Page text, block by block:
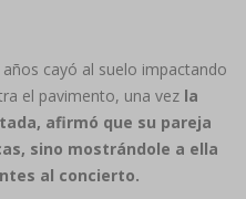
cayó al suelo impactando
el pavimento, una vez la
afirmó que su pareja
sino mostrándole a ella
al concierto.